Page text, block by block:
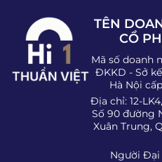
TÊN
CỔ
Mã số doanh
ĐKKD - Sở
Hà Nội
Địa chỉ: 12-
Số 90 đường
Xuân Trung,
Người Đại